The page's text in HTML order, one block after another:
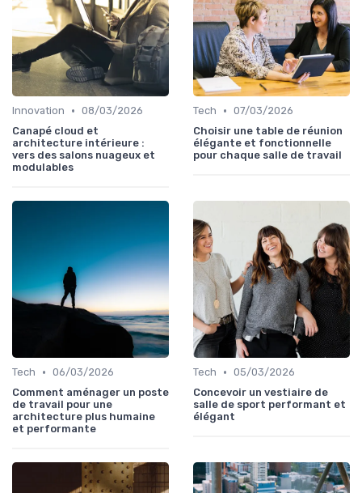
Innovation • 08/03/2026
Canapé cloud et
architecture intérieure :
vers des salons nuageux et
modulables
Tech • 07/03/2026
Choisir une table de réunion
élégante et fonctionnelle
pour chaque salle de travail
Tech • 06/03/2026
Comment aménager un poste
de travail pour une
architecture plus humaine
et performante
Tech • 05/03/2026
Concevoir un vestiaire de
salle de sport performant et
élégant